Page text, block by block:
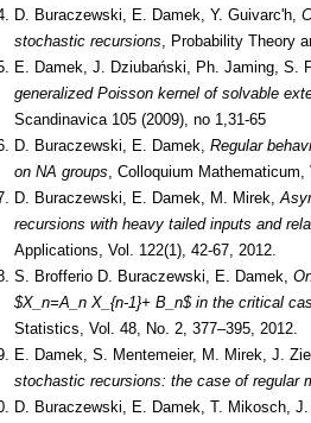
D. Buraczewski, E. Damek, Y. Guivarc'h,
stochastic recursions, Probability Theory
E. Damek, J. Dziubański, Ph. Jaming, S.
generalized Poisson kernel of solvable
Scandinavica 105 (2009), no 1,31-65
D. Buraczewski, E. Damek, Regular
on NA groups, Colloquium Mathematicum,
D. Buraczewski, E. Damek, M. Mirek,
recursions with heavy tailed inputs and
Applications, Vol. 122(1), 42-67, 2012.
S. Brofferio D. Buraczewski, E. Damek,
$X_n=A_n X_{n-1}+ B_n$ in the critical
Statistics, Vol. 48, No. 2, 377–395, 2012.
E. Damek, S. Mentemeier, M. Mirek, J.
stochastic recursions: the case of regular
D. Buraczewski, E. Damek, T. Mikosch,